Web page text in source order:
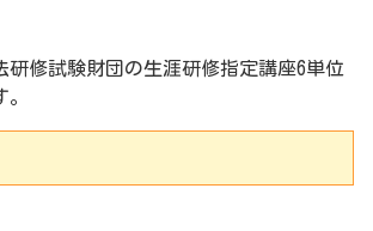
研修試験財団の生涯研修指定講座6単位